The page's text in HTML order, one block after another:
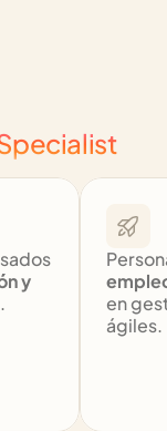
y
en
ágiles.